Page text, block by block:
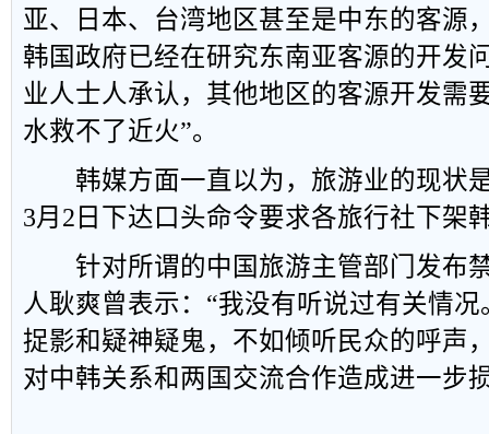
亚、日本、台湾地区甚至是中东的客源
韩国政府已经在研究东南亚客源的开发
业人士人承认，其他地区的客源开发需
水救不了近火”。
韩媒方面一直以为，旅游业的现状
3月2日下达口头命令要求各旅行社下架
针对所谓的中国旅游主管部门发布
人耿爽曾表示：“我没有听说过有关情况
捉影和疑神疑鬼，不如倾听民众的呼声
对中韩关系和两国交流合作造成进一步